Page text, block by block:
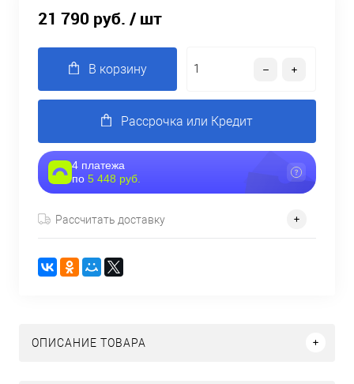
21 790 руб. / шт
В корзину
Рассрочка или Кредит
4 платежа
по 5 448 руб.
Рассчитать доставку
ОПИСАНИЕ ТОВАРА